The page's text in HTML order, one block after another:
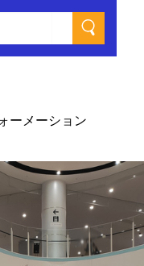
ーメーション